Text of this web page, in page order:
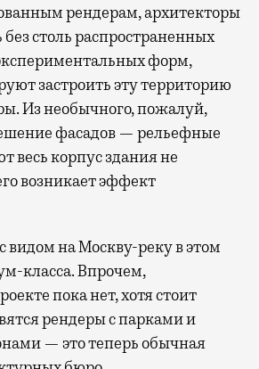
рендерам, архитекторы
столь распространенных
форм,
застроить эту территорию
Из необычного, пожалуй,
фасадов — рельефные
весь корпус здания не
возникает эффект
видом на Москву-реку в этом
класса. Впрочем,
пока нет, хотя стоит
рендеры с парками и
— это теперь обычная